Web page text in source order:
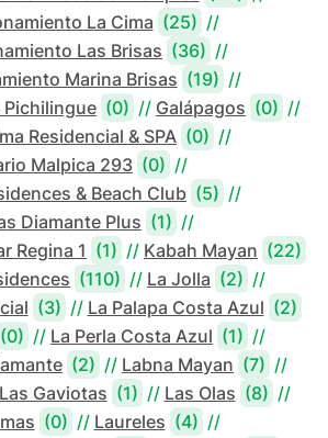
La Cima (25) //
Las Brisas (36) //
Marina Brisas (19) //
(0) // Galápagos (0) //
Residencial & SPA (0) //
Malpica 293 (0) //
& Beach Club (5) //
Diamante Plus (1) //
Regina 1 (1) // Kabah Mayan (22)
(110) // La Jolla (2) //
(3) // La Palapa Costa Azul (2)
(0) // La Perla Costa Azul (1) //
(2) // Labna Mayan (7) //
Las Gaviotas (1) // Las Olas (8) //
(0) // Laureles (4) //